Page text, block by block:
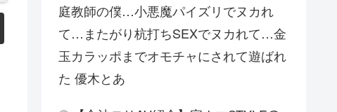
庭教師の僕…小悪魔パイズリでヌカれ
て…またがり杭打ちSEXでヌカれて…金
玉カラッポまでオモチャにされて遊ばれ
た 優木とあ